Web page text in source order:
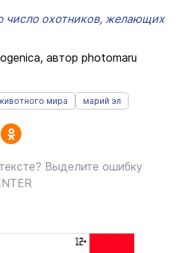
число охотников, желающих
автор photomaru
мира марий эл
Выделите ошибку